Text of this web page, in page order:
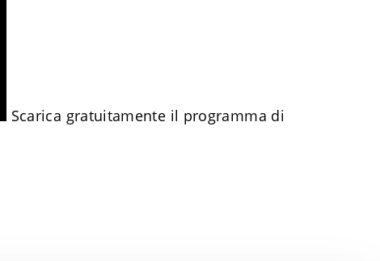
Scarica gratuitamente il programma di